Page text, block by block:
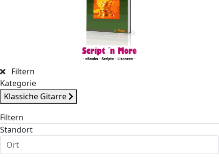
Filtern
Kategorie
Klassiche Gitarre
Filtern
Standort